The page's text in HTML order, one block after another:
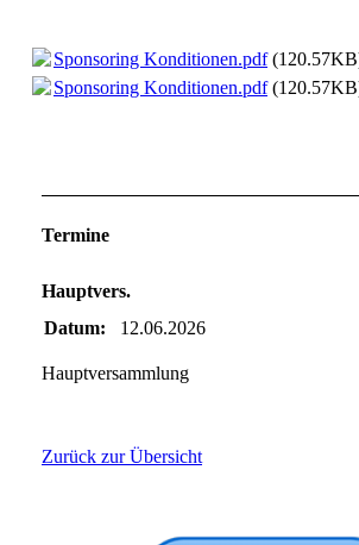
Sponsoring Konditionen.pdf
Sponsoring Konditionen.pdf
Termine
Hauptvers.
Datum:
12.06.2026
Hauptversammlung
Zurück zur Übersicht